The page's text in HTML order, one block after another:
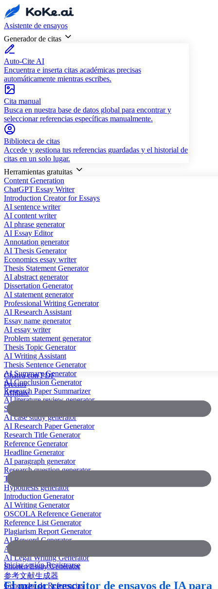
Asistente de ensayos
Generador de citas
Auto-Cite AI
Encuentra e inserta citas académicas precisas
automáticamente mientras escribes.
Cita manual
Busca en nuestra base de datos global para encontrar y
seleccionar referencias específicas manualmente.
Biblioteca de citas
Accede y gestiona tus referencias guardadas y el historial de
citas en un solo lugar.
Herramientas gratuitas
Content Generation
ChatGPT Essay Writer
Introduction Creator for Essays
AI sentence writer
AI content writer
AI phrase generator
AI Essay Editor
Annotation generator
AI Thesis Generator
Economics essay writer
Thesis Statement Generator
AI abstract generator
Dissertation Generator
AI statement generator
Professional Writing Generator
AI Research Assistant
Essay name generator
AI essay writer
Problem statement generator
Thesis Topic Generator
AI Writing Assistant
Thesis Sentence Generator
AI Summary Generator
AI Conclusion Generator
Research Paper Summarizer
AI literature review generator
Scientific Paper Summarizer
AI case study generator
AI Research Paper Generator
Research Title Generator
Reference Generator
Headline Generator
AI paragraph generator
Research question generator
Thesis paragraph generator
Hypothesis generator
Introduction Generator
AI Writing Generator
OSCOLA Reference Generator
Reference List Generator
Plagiarism Report Generator
AI Reword Generator
AI Bullet Point Generator
AI Legal Writing Generator
Shorten Essay Generator
参考文献生成器
Generador de Referencias
Chatea con PDF
Precios
Affiliate
Iniciar sesiónRegistrarse
El mejor reescritor de ensayos de IA para